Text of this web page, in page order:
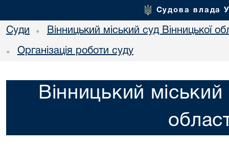
Судова влада
Суди • Вінницький міський суд Вінницької
• Організація роботи суду
Вінницький міський